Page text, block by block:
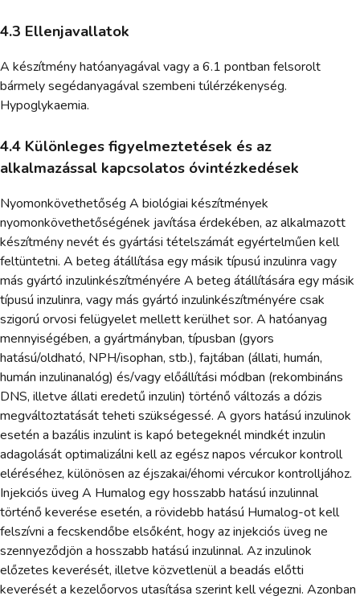
4.3 Ellenjavallatok
A készítmény hatóanyagával vagy a 6.1 pontban felsorolt
bármely segédanyagával szembeni túlérzékenység.
Hypoglykaemia.
4.4 Különleges figyelmeztetések és az
alkalmazással kapcsolatos óvintézkedések
Nyomonkövethetőség A biológiai készítmények
nyomonkövethetőségének javítása érdekében, az alkalmazott
készítmény nevét és gyártási tételszámát egyértelműen kell
feltüntetni. A beteg átállítása egy másik típusú inzulinra vagy
más gyártó inzulinkészítményére A beteg átállítására egy másik
típusú inzulinra, vagy más gyártó inzulinkészítményére csak
szigorú orvosi felügyelet mellett kerülhet sor. A hatóanyag
mennyiségében, a gyártmányban, típusban (gyors
hatású/oldható, NPH/isophan, stb.), fajtában (állati, humán,
humán inzulinanalóg) és/vagy előállítási módban (rekombináns
DNS, illetve állati eredetű inzulin) történő változás a dózis
megváltoztatását teheti szükségessé. A gyors hatású inzulinok
esetén a bazális inzulint is kapó betegeknél mindkét inzulin
adagolását optimalizálni kell az egész napos vércukor kontroll
eléréséhez, különösen az éjszakai/éhomi vércukor kontrolljához.
Injekciós üveg A Humalog egy hosszabb hatású inzulinnal
történő keverése esetén, a rövidebb hatású Humalog-ot kell
felszívni a fecskendőbe elsőként, hogy az injekciós üveg ne
szennyeződjön a hosszabb hatású inzulinnal. Az inzulinok
előzetes keverését, illetve közvetlenül a beadás előtti
keverését a kezelőorvos utasítása szerint kell végezni. Azonban